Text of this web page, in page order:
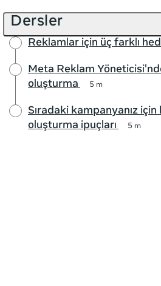
Dersler
Reklamlar için üç farklı
Meta Reklam
oluşturma
5 m
Sıradaki kampanyanız
oluşturma ipuçları
5 m